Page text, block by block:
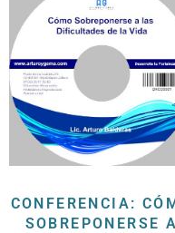
CONFERENCIA:
SOBREPONERSE A